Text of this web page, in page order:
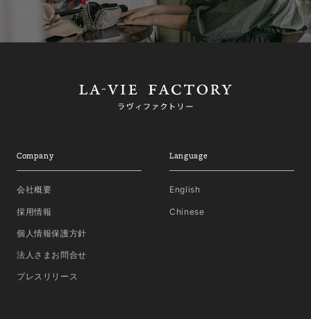
Company
会社概要
採用情報
個人情報保護方針
法人さまお問合せ
プレスリリース
Language
English
Chinese